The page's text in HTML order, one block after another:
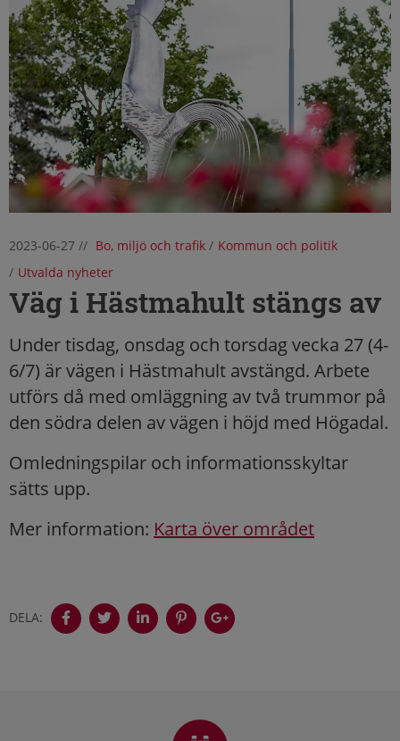
2023-06-27 // Bo, miljö och trafik/ Kommun och politik
/ Utvalda nyheter
Väg i Hästmahult stängs av
Under tisdag, onsdag och torsdag vecka 27 (4-
6/7) är vägen i Hästmahult avstängd. Arbete
utförs då med omläggning av två trummor på
den södra delen av vägen i höjd med Högadal.
Omledningspilar och informationsskyltar
sätts upp.
Mer information: Karta över området
DELA: